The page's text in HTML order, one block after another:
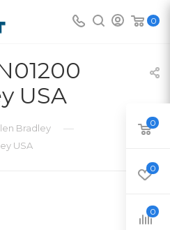
0
USA
Bradley —
USA
0
0
0